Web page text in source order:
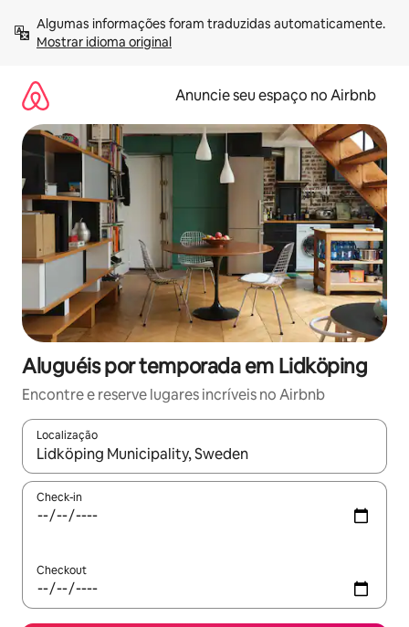
para
Mostrar idioma original
Anuncie seu espaço no Airbnb
Aluguéis por temporada em Lidköping
Encontre e reserve lugares incríveis no Airbnb
Localização
Quando os resultados estiverem disponíveis, explore-os
Check-in
Checkout